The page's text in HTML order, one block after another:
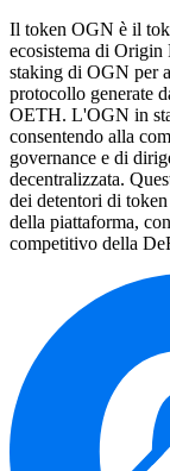
Il token OGN è il
ecosistema di Origin
staking di OGN per
protocollo generate
OETH. L'OGN in
consentendo alla
governance e di
decentralizzata.
dei detentori di
della piattaforma,
competitivo della